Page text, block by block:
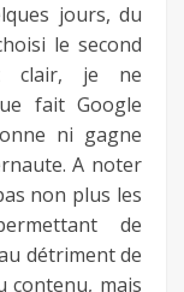
jours, du
le second
clair, je ne
fait Google
ni gagne
A noter
non plus les
de
détriment de
contenu, mais